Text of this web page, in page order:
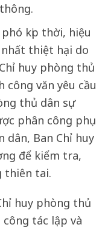
kịp thời, hiệu
thiệt hại do
huy phòng thủ
công văn yêu cầu
thủ dân sự
phân công phụ
dân, Ban Chỉ huy
để kiểm tra,
thiên tai.
huy phòng thủ
tác lập và